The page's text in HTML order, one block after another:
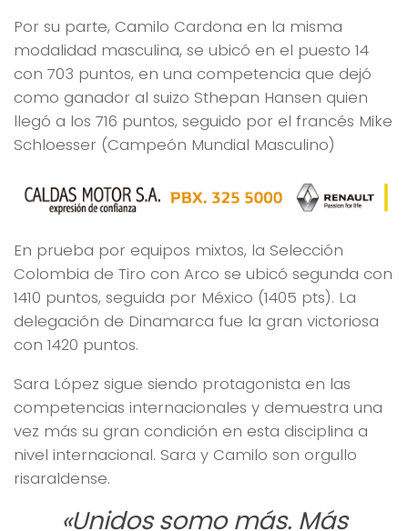
Por su parte, Camilo Cardona en la misma
modalidad masculina, se ubicó en el puesto 14
con 703 puntos, en una competencia que dejó
como ganador al suizo Sthepan Hansen quien
llegó a los 716 puntos, seguido por el francés Mike
Schloesser (Campeón Mundial Masculino)
En prueba por equipos mixtos, la Selección
Colombia de Tiro con Arco se ubicó segunda con
1410 puntos, seguida por México (1405 pts). La
delegación de Dinamarca fue la gran victoriosa
con 1420 puntos.
Sara López sigue siendo protagonista en las
competencias internacionales y demuestra una
vez más su gran condición en esta disciplina a
nivel internacional. Sara y Camilo son orgullo
risaraldense.
«Unidos somo más. Más